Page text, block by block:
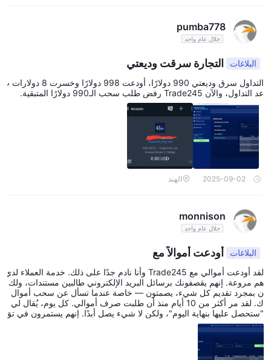
pumba778
خلال عام واحد
البلاغات التجارة سرقت وديعتي
التداول سرق وديعتي 990 دولارًا، أودعت 998 دولارًا وخسرت 8 دولارات ب
عد التداول، والآن Trade245 رفض طلب سحب الـ990 دولارًا المتبقية.
2025-09-02 الهند
monnison
خلال عام واحد
البلاغات أودعت أموالاً مع
لقد أودعت أموالي مع Trade245 وأنا نادم جدًا على ذلك. خدمة العملاء لدي
هم مروعة. إنهم يقصفونك برسائل البريد الإلكتروني طالبين مستندات، ولك
ن بمجرد تقديم كل شيء، يصمتون — خاصة عندما تسأل عن سحب أموال
ك. لقد مر أكثر من 10 أيام منذ أن طلبت صرف أموالي. كل يوم، يُقال لي
"ستحصل عليها بنهاية اليوم"، ولكن لا شيء يصل أبدًا. إنهم يستمرون في تق
ديم الأعذار وإطالة الأمور. من الواضح أنهم يماطلون، وفي هذه المرحلة، أع
تقد أن هذه عملية احتيال. إنهم سريعون في أخذ إيداعك ولكن يختفون عندما
يحين وقت الدفع. لقد اتبعت كل تعليماتهم، قدمت كل المستندات، ومع ذلك
— لا أموال، ولا مساءلة.